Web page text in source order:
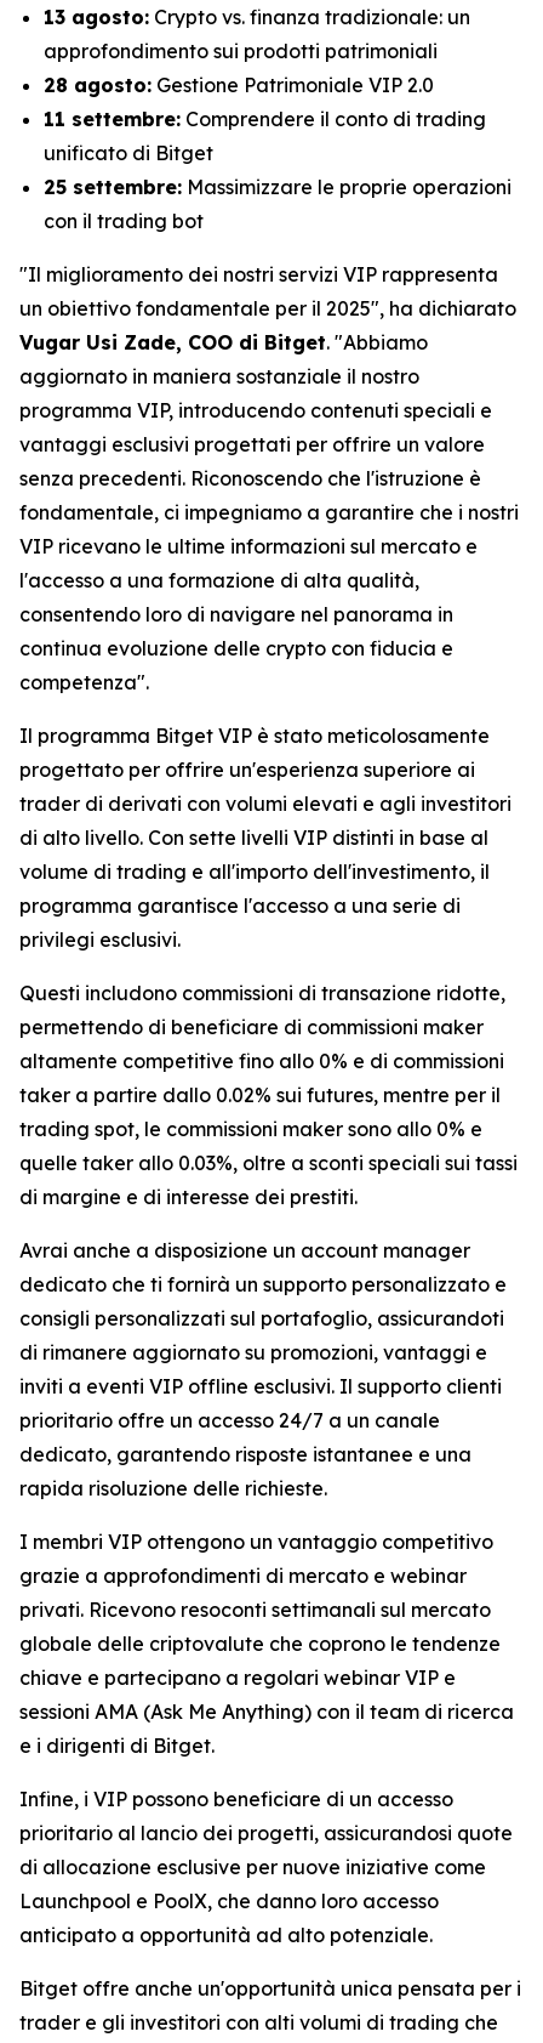
13 agosto: Crypto vs. finanza tradizionale: un
approfondimento sui prodotti patrimoniali
28 agosto: Gestione Patrimoniale VIP 2.0
11 settembre: Comprendere il conto di trading
unificato di Bitget
25 settembre: Massimizzare le proprie operazioni
con il trading bot
"Il miglioramento dei nostri servizi VIP rappresenta
un obiettivo fondamentale per il 2025", ha dichiarato
Vugar Usi Zade, COO di Bitget. "Abbiamo
aggiornato in maniera sostanziale il nostro
programma VIP, introducendo contenuti speciali e
vantaggi esclusivi progettati per offrire un valore
senza precedenti. Riconoscendo che l'istruzione è
fondamentale, ci impegniamo a garantire che i nostri
VIP ricevano le ultime informazioni sul mercato e
l'accesso a una formazione di alta qualità,
consentendo loro di navigare nel panorama in
continua evoluzione delle crypto con fiducia e
competenza".
Il programma Bitget VIP è stato meticolosamente
progettato per offrire un'esperienza superiore ai
trader di derivati con volumi elevati e agli investitori
di alto livello. Con sette livelli VIP distinti in base al
volume di trading e all'importo dell'investimento, il
programma garantisce l'accesso a una serie di
privilegi esclusivi.
Questi includono commissioni di transazione ridotte,
permettendo di beneficiare di commissioni maker
altamente competitive fino allo 0% e di commissioni
taker a partire dallo 0.02% sui futures, mentre per il
trading spot, le commissioni maker sono allo 0% e
quelle taker allo 0.03%, oltre a sconti speciali sui tassi
di margine e di interesse dei prestiti.
Avrai anche a disposizione un account manager
dedicato che ti fornirà un supporto personalizzato e
consigli personalizzati sul portafoglio, assicurandoti
di rimanere aggiornato su promozioni, vantaggi e
inviti a eventi VIP offline esclusivi. Il supporto clienti
prioritario offre un accesso 24/7 a un canale
dedicato, garantendo risposte istantanee e una
rapida risoluzione delle richieste.
I membri VIP ottengono un vantaggio competitivo
grazie a approfondimenti di mercato e webinar
privati. Ricevono resoconti settimanali sul mercato
globale delle criptovalute che coprono le tendenze
chiave e partecipano a regolari webinar VIP e
sessioni AMA (Ask Me Anything) con il team di ricerca
e i dirigenti di Bitget.
Infine, i VIP possono beneficiare di un accesso
prioritario al lancio dei progetti, assicurandosi quote
di allocazione esclusive per nuove iniziative come
Launchpool e PoolX, che danno loro accesso
anticipato a opportunità ad alto potenziale.
Bitget offre anche un'opportunità unica pensata per i
trader e gli investitori con alti volumi di trading che